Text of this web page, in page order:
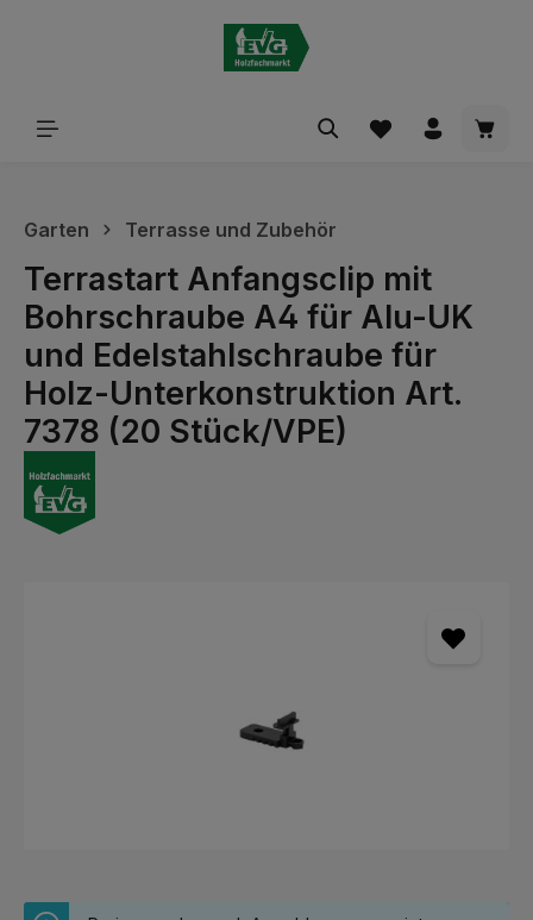
Garten Terrasse und Zubehör
Terrastart Anfangsclip mit
Bohrschraube A4 für Alu-UK
und Edelstahlschraube für
Holz-Unterkonstruktion Art.
7378 (20 Stück/VPE)